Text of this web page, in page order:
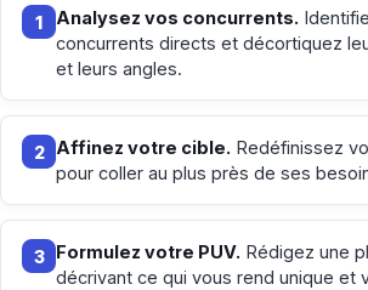
1 Analysez vos concurrents.
concurrents directs et décortiquez
et leurs angles.
2 Affinez votre cible. Redéfinissez
pour coller au plus près de ses
3 Formulez votre PUV. Rédigez une
décrivant ce qui vous rend unique et